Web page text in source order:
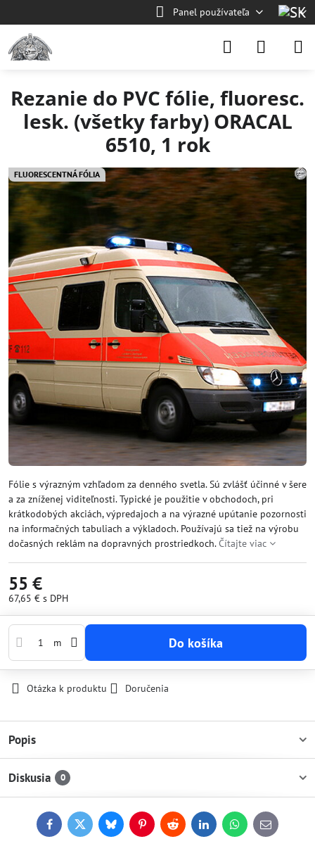
Panel používateľa
FLUORESCENTNÁ FÓLIA
Rezanie do PVC fólie, fluoresc.
lesk. (všetky farby) ORACAL
6510, 1 rok
Fólie s výrazným vzhľadom za denného svetla. Sú zvlášť účinné v šere
a za zníženej viditeľnosti. Typické je použitie v obchodoch, pri
krátkodobých akciách, výpredajoch a na výrazné upútanie pozornosti
na informačných tabuliach a výkladoch. Používajú sa tiež na výrobu
dočasných reklám na dopravných prostriedkoch.Čítajte viac
55 €
67,65 € s DPH
m Do košíka
Otázka k produktu Doručenia
Popis
Diskusia 0
FacebookTwitterBlueskyPinterestReddit LinkedInWhatsApp
E-
mail